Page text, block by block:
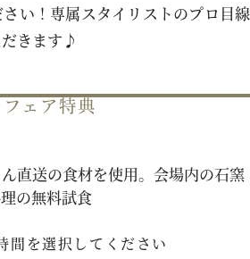
ご検討の方はこちら
リーご利用の方はこちら
オンライン相談
お問い合わせ
い！専属スタイリストのプロ目線
きます♪
フェア特典
直送の食材を使用。会場内の石窯
の無料試食
間を選択してください